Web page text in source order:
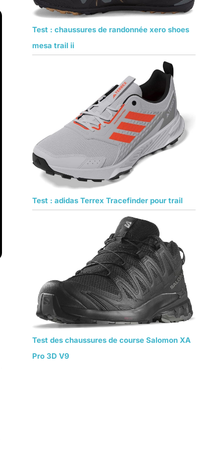
Test : chaussures de randonnée xero shoes
mesa trail ii
Test : adidas Terrex Tracefinder pour trail
Test des chaussures de course Salomon XA
Pro 3D V9